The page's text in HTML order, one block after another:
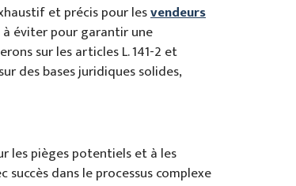
et précis pour lesvendeurs
éviter pour garantir une
sur les articles L. 141-2 et
des bases juridiques solides,
les pièges potentiels et à les
dans le processus complexe